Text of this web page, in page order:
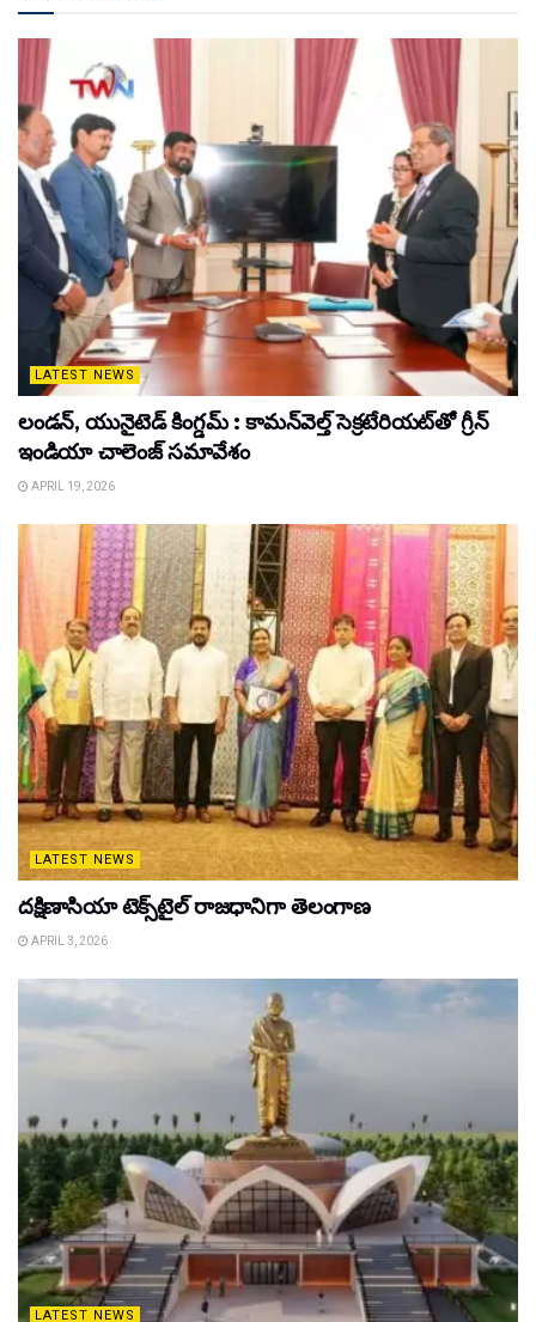
LATEST NEWS
లండన్, యునైటెడ్ కింగ్డమ్ : కామన్‌వెల్త్ సెక్రటేరియట్‌తో గ్రీన్
ఇండియా చాలెంజ్ సమావేశం
APRIL 19, 2026
LATEST NEWS
దక్షిణాసియా టెక్స్‌టైల్ రాజధానిగా తెలంగాణ
APRIL 3, 2026
LATEST NEWS